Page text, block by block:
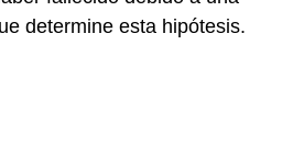
determine esta hipótesis.